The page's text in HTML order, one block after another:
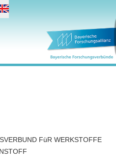
FüR WERKSTOFFE